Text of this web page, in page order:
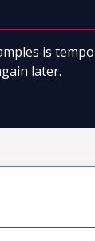
is
later.